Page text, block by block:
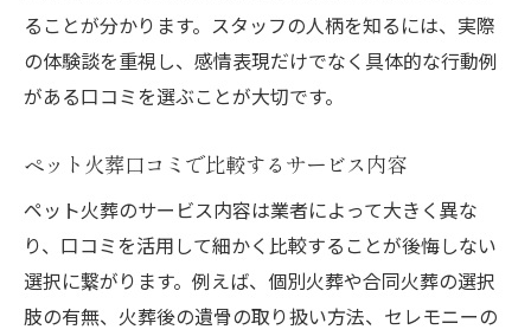
ることが分かります。スタッフの人柄を知るには、実際
の体験談を重視し、感情表現だけでなく具体的な行動例
がある口コミを選ぶことが大切です。
ペット火葬口コミで比較するサービス内容
ペット火葬のサービス内容は業者によって大きく異な
り、口コミを活用して細かく比較することが後悔しない
選択に繋がります。例えば、個別火葬や合同火葬の選択
肢の有無、火葬後の遺骨の取り扱い方法、セレモニーの